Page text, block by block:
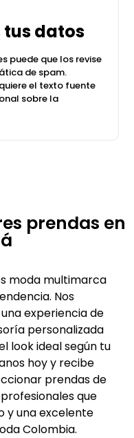
tus datos
puede que los revise
de spam.
el texto fuente
sobre la
prendas en
moda multimarca
Nos
experiencia de
personalizada
look ideal según tu
hoy y recibe
prendas de
que
y una excelente
Colombia.